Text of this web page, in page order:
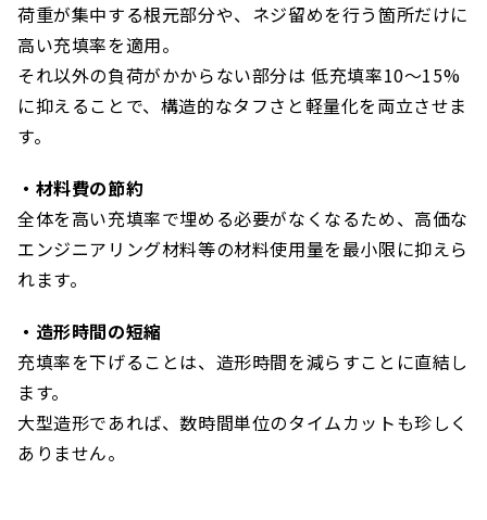
荷重が集中する根元部分や、ネジ留めを行う箇所だけに
高い充填率を適用。
それ以外の負荷がかからない部分は 低充填率10〜15%
に抑えることで、構造的なタフさと軽量化を両立させま
す。
・材料費の節約
全体を高い充填率で埋める必要がなくなるため、高価な
エンジニアリング材料等の材料使用量を最小限に抑えら
れます。
・造形時間の短縮
充填率を下げることは、造形時間を減らすことに直結し
ます。
大型造形であれば、数時間単位のタイムカットも珍しく
ありません。